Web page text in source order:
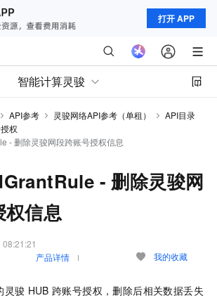
打开 APP
智能计算灵骏
API参考 灵骏网络API参考（单租）
API目录
权
- 删除灵骏网段跨账号授权信息
- 删除灵骏网
权信息
产品详情 我的收藏
灵骏 HUB 跨账号授权，删除后相关数据丢失